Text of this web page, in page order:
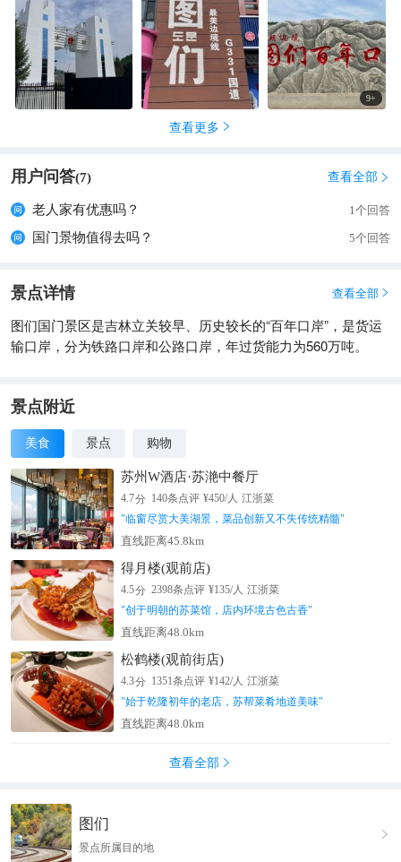
9+
查看更多 
用户问答(7) 查看全部 
老人家有优惠吗？ 1个回答
国门景物值得去吗？ 5个回答
景点详情 查看全部 
图们国门景区是吉林立关较早、历史较长的“百年口岸”，是货运
输口岸，分为铁路口岸和公路口岸，年过货能力为560万吨。
景点附近
美食 景点 购物
苏州W酒店·苏滟中餐厅
4.7分 140条点评 ¥450/人 江浙菜
"临窗尽赏大美湖景，菜品创新又不失传统精髓"
直线距离45.8km
得月楼(观前店)
4.5分 2398条点评 ¥135/人 江浙菜
"创于明朝的苏菜馆，店内环境古色古香"
直线距离48.0km
松鹤楼(观前街店)
4.3分 1351条点评 ¥142/人 江浙菜
"始于乾隆初年的老店，苏帮菜肴地道美味"
直线距离48.0km
查看全部 
图们
景点所属目的地
